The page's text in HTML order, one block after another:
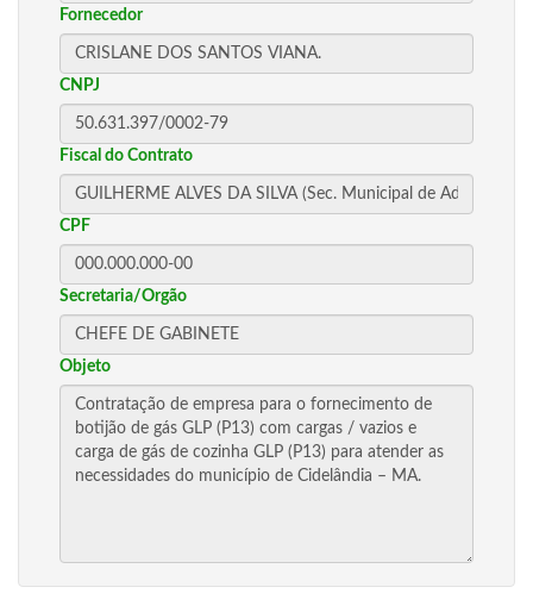
Fornecedor
CNPJ
Fiscal do Contrato
CPF
Secretaria/Orgão
Objeto